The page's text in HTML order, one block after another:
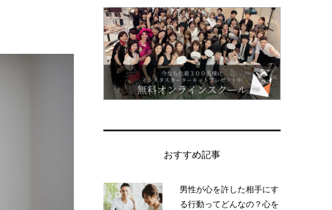
おすすめ記事
男性が心を許した相手にす
る行動ってどんなの？心を